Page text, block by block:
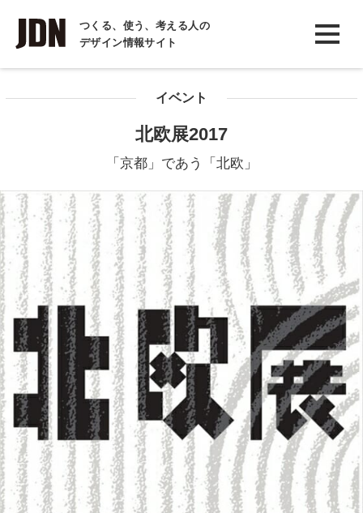
つくる、使う、考える人の
デザイン情報サイト
INTERVIEW
インタビュー
COLUMN
イベント
北欧展2017
「京都」であう「北欧」